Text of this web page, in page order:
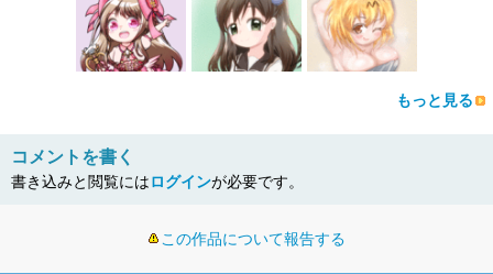
もっと見る
コメントを書く
書き込みと閲覧にはログインが必要です。
この作品について報告する